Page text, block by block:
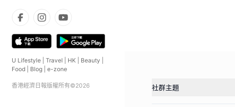
U Lifestyle Travel HK Beauty
Food
Blog e-zone
香港經濟日報版權所有©2026 社群主題